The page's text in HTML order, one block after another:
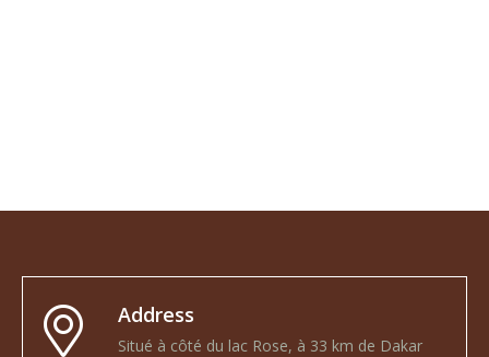
Address
Situé à côté du lac Rose, à 33 km de Dakar